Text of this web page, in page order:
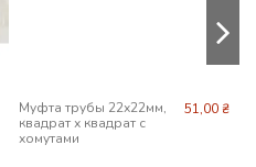
Муфта трубы 22х22мм,
квадрат х квадрат с
хомутами
51,00 ₴